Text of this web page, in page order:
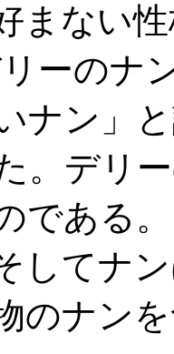
まない
ーのナ
ナン」
。デリ
である
してナ
のナン